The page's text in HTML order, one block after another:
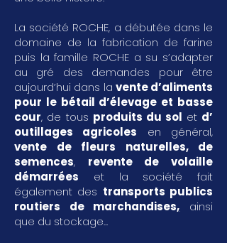
La société ROCHE, a débutée dans le
domaine de la fabrication de farine
puis la famille ROCHE a su s’adapter
au gré des demandes pour être
aujourd’hui dans la vente d’aliments
pour le bétail d’élevage et basse
cour, de tous produits du sol et d’
outillages agricoles en général,
vente de fleurs naturelles, de
semences, revente de volaille
démarrées et la société fait
également des transports publics
routiers de marchandises, ainsi
que du stockage...